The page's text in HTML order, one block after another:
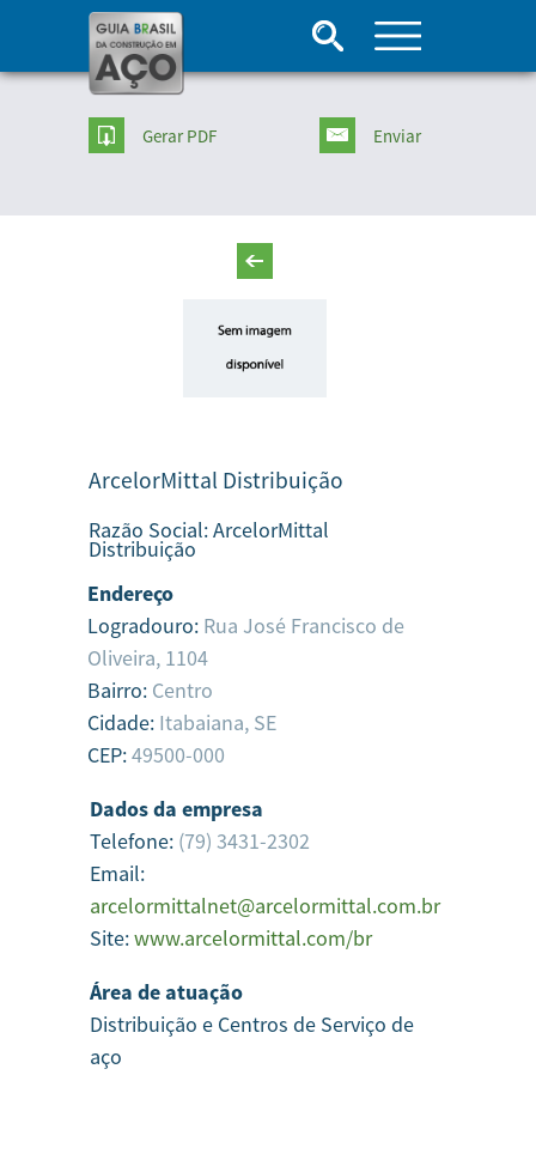
Gerar PDF Enviar
ArcelorMittal Distribuição
Razão Social:ArcelorMittal
Distribuição
Endereço
Logradouro: Rua José Francisco de
Oliveira, 1104
Bairro: Centro
Cidade: Itabaiana, SE
CEP:49500-000
Dados da empresa
Telefone: (79) 3431-2302
Email:
arcelormittalnet@arcelormittal.com.br
Site:www.arcelormittal.com/br
Área de atuação
Distribuição e Centros de Serviço de
aço